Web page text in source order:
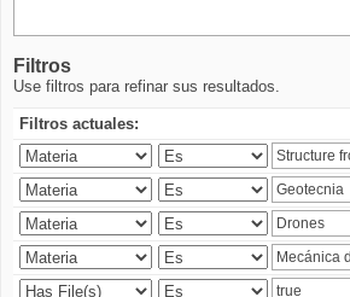
Filtros
Use filtros para refinar sus resultados.
Filtros actuales: